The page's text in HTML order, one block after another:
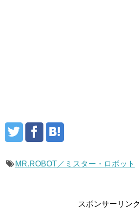
MR.ROBOT／ミスター・ロボット
スポンサーリンク